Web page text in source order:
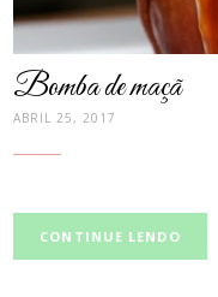
Bomba de maçã
ABRIL 25, 2017
CONTINUE LENDO